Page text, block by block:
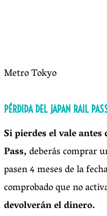
Metro Tokyo
PÉRDIDA DEL JAPAN RAIL
Si pierdes el vale
Pass,deberás comprar
pasen 4 meses de la
comprobado que no
devolverán el dinero.